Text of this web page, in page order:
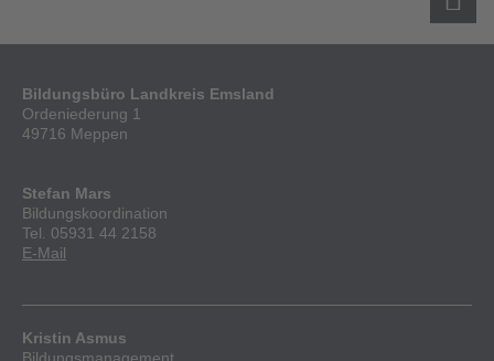
Bildungsbüro Landkreis Emsland
Ordeniederung 1
49716 Meppen
Stefan Mars
Bildungskoordination
Tel. 05931 44 2158
E-Mail
Kristin Asmus